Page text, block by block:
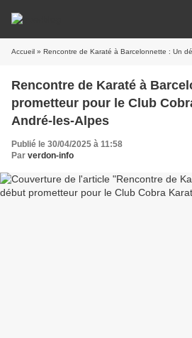
Accueil » Rencontre de Karaté à Barcelonnette : Un début prometteur
Rencontre de Karaté à
prometteur pour le Club
André-les-Alpes
Publié le 30/04/2025 à 11:58
Par verdon-info